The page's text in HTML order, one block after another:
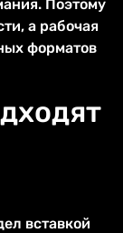
Поэтому
а рабочая
форматов
вставкой